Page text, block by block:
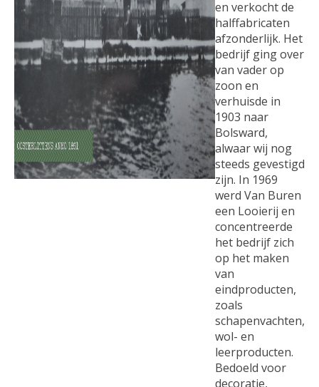
en verkocht de
halffabricaten
afzonderlijk. Het
bedrijf ging over
van vader op
zoon en
verhuisde in
1903 naar
Bolsward,
alwaar wij nog
steeds gevestigd
zijn. In 1969
werd Van Buren
een Looierij en
concentreerde
het bedrijf zich
op het maken
van
eindproducten,
zoals
schapenvachten,
wol- en
leerproducten.
Bedoeld voor
decoratie,